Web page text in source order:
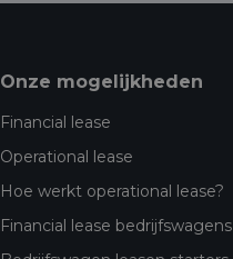
Onze mogelijkheden
Financial lease
Operational lease
Hoe werkt operational lease?
Financial lease bedrijfswagens